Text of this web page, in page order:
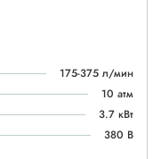
175-375 л/мин
10 атм
3.7 кВт
380 В